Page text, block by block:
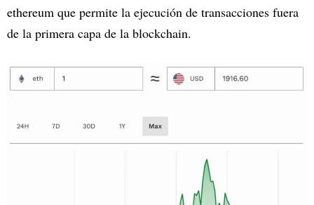
ethereum que permite la ejecución de transacciones fuera
de la primera capa de la blockchain.